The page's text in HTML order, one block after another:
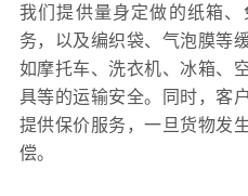
我们提供量身定做的纸箱
务，以及编织袋、气泡膜等
如摩托车、洗衣机、冰箱、
具等的运输安全。同时，客
提供保价服务，一旦货物发
偿。